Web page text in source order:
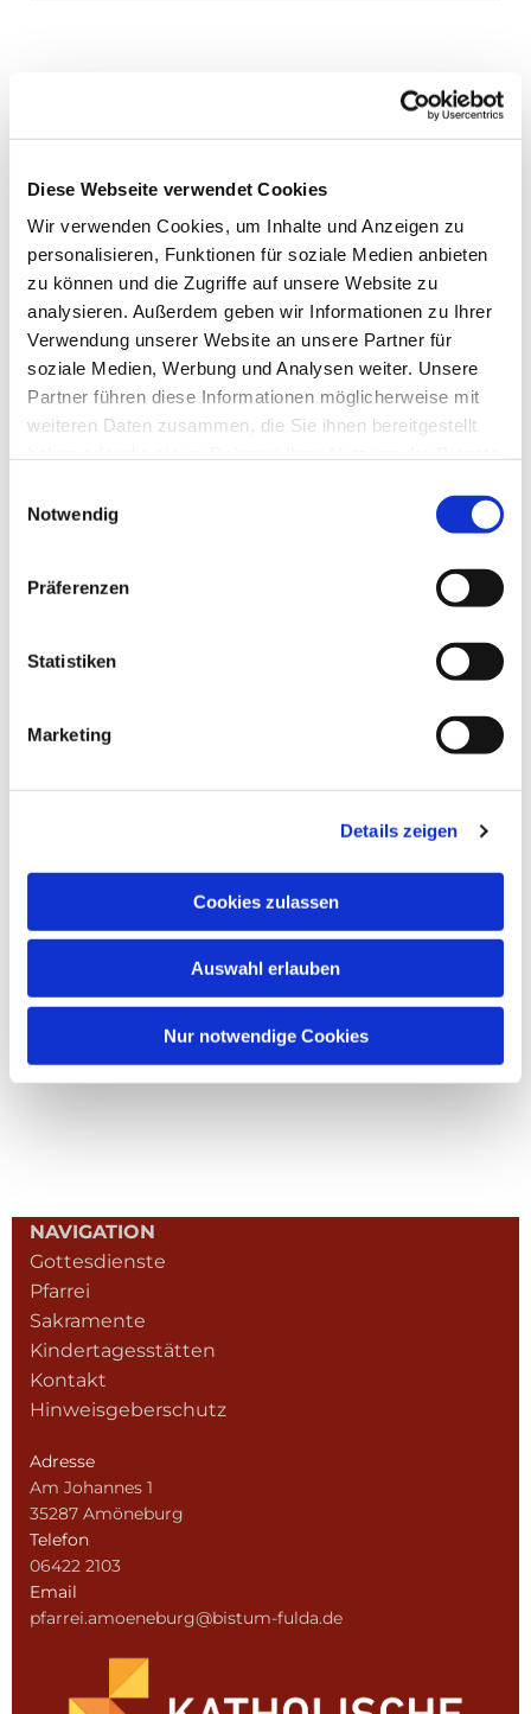
Diese Webseite verwendet Cookies
Wir verwenden Cookies, um Inhalte und Anzeigen zu
personalisieren, Funktionen für soziale Medien anbieten
zu können und die Zugriffe auf unsere Website zu
analysieren. Außerdem geben wir Informationen zu Ihrer
Verwendung unserer Website an unsere Partner für
soziale Medien, Werbung und Analysen weiter. Unsere
Partner führen diese Informationen möglicherweise mit
weiteren Daten zusammen, die Sie ihnen bereitgestellt
Notwendig
Präferenzen
Statistiken
Marketing
Details zeigen
Cookies zulassen
Auswahl erlauben
Nur notwendige Cookies
Dies könnte Sie auch
NAVIGATION
Gottesdienste
Pfarrei
Sakramente
Kindertagesstätten
Kontakt
Hinweisgeberschutz
Adresse
Am Johannes 1
35287 Amöneburg
Telefon
06422 2103
Email
pfarrei.amoeneburg@bistum-fulda.de